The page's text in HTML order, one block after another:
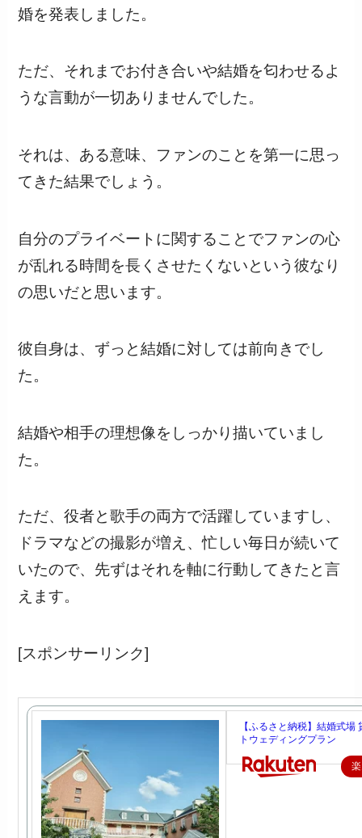
婚を発表しました。
ただ、それまでお付き合いや結婚を匂わせるよ
うな言動が一切ありませんでした。
それは、ある意味、ファンのことを第一に思っ
てきた結果でしょう。
自分のプライベートに関することでファンの心
が乱れる時間を長くさせたくないという彼なり
の思いだと思います。
彼自身は、ずっと結婚に対しては前向きでし
た。
結婚や相手の理想像をしっかり描いていまし
た。
ただ、役者と歌手の両方で活躍していますし、
ドラマなどの撮影が増え、忙しい毎日が続いて
いたので、先ずはそれを軸に行動してきたと言
えます。
[スポンサーリンク]
【ふるさと納税】結婚式場
トウェディングプラン